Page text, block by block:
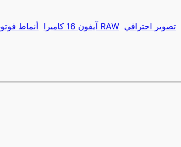
آيفون 16 كاميرا أنماط التصوير بصيغة RAW تصوير احترافي